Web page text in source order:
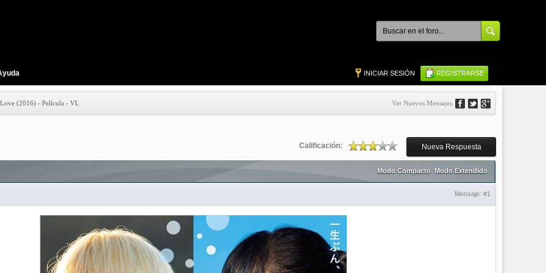
INICIAR SESIÓN REGISTRARSE
(2016) - Película - VL Ver Nuevos Mensajes
Nueva Respuesta
Calificación:
Modo Compacto Modo Extendido
Mensaje: #1